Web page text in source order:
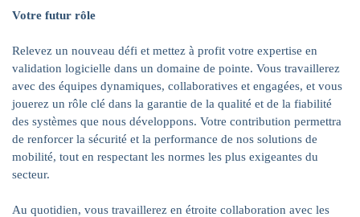
Votre futur rôle
Relevez un nouveau défi et mettez à profit votre expertise en
validation logicielle dans un domaine de pointe. Vous travaillerez
avec des équipes dynamiques, collaboratives et engagées, et vous
jouerez un rôle clé dans la garantie de la qualité et de la fiabilité
des systèmes que nous développons. Votre contribution permettra
de renforcer la sécurité et la performance de nos solutions de
mobilité, tout en respectant les normes les plus exigeantes du
secteur.
Au quotidien, vous travaillerez en étroite collaboration avec les